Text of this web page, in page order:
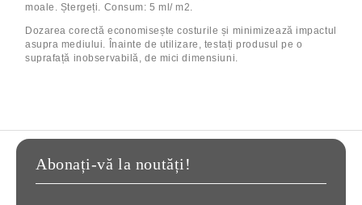
moale. Ștergeți. Consum: 5 ml/ m2.
Dozarea corectă economisește costurile și minimizează impactul
asupra mediului. Înainte de utilizare, testați produsul pe o
suprafață inobservabilă, de mici dimensiuni.
Abonați-vă la noutăți!